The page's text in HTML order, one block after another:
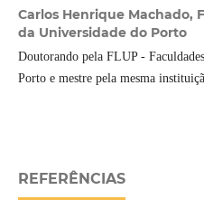
Carlos Henrique Machado,
da Universidade do Porto
Doutorando pela FLUP -
Porto e mestre pela mesma
REFERÊNCIAS